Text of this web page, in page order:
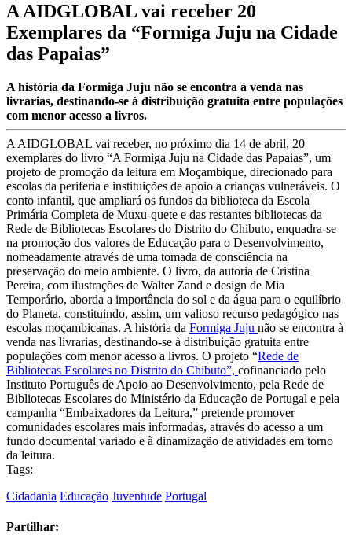
A AIDGLOBAL vai receber 20
Exemplares da “Formiga Juju na Cidade
das Papaias”
A história da Formiga Juju não se encontra à venda nas
livrarias, destinando-se à distribuição gratuita entre populações
com menor acesso a livros.
A AIDGLOBAL vai receber, no próximo dia 14 de abril, 20
exemplares do livro “A Formiga Juju na Cidade das Papaias”, um
projeto de promoção da leitura em Moçambique, direcionado para
escolas da periferia e instituições de apoio a crianças vulneráveis. O
conto infantil, que ampliará os fundos da biblioteca da Escola
Primária Completa de Muxu-quete e das restantes bibliotecas da
Rede de Bibliotecas Escolares do Distrito do Chibuto, enquadra-se
na promoção dos valores de Educação para o Desenvolvimento,
nomeadamente através de uma tomada de consciência na
preservação do meio ambiente. O livro, da autoria de Cristina
Pereira, com ilustrações de Walter Zand e design de Mia
Temporário, aborda a importância do sol e da água para o equilíbrio
do Planeta, constituindo, assim, um valioso recurso pedagógico nas
escolas moçambicanas. A história da Formiga Juju não se encontra à
venda nas livrarias, destinando-se à distribuição gratuita entre
populações com menor acesso a livros. O projeto “Rede de
Bibliotecas Escolares no Distrito do Chibuto”, cofinanciado pelo
Instituto Português de Apoio ao Desenvolvimento, pela Rede de
Bibliotecas Escolares do Ministério da Educação de Portugal e pela
campanha “Embaixadores da Leitura,” pretende promover
comunidades escolares mais informadas, através do acesso a um
fundo documental variado e à dinamização de atividades em torno
da leitura.
Tags:
Cidadania Educação Juventude Portugal
Partilhar: